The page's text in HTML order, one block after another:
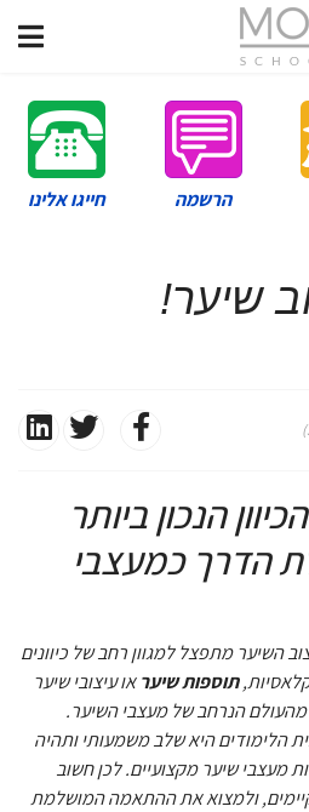
הרשמה חייגו אלינו
שיער!
הנכון ביותר
הדרך כמעצבי
השיער מתפצל למגוון רחב של כיוונים
תוספות שיעראו עיצובי שיער
הנרחב של מעצבי השיער.
הלימודים היא שלב משמעותי ותהיה
מעצבי שיער מקצועיים. לכן חשוב
ולמצוא את ההתאמה המושלמת